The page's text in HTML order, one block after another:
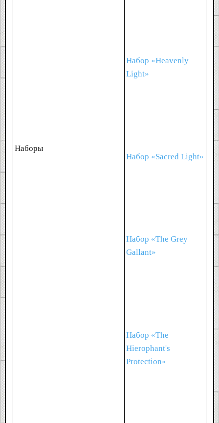
Наборы
Набор «Heavenly
Light»
Набор «Sacred Light»
Набор «The Grey
Gallant»
Набор «The
Hierophant's
Protection»